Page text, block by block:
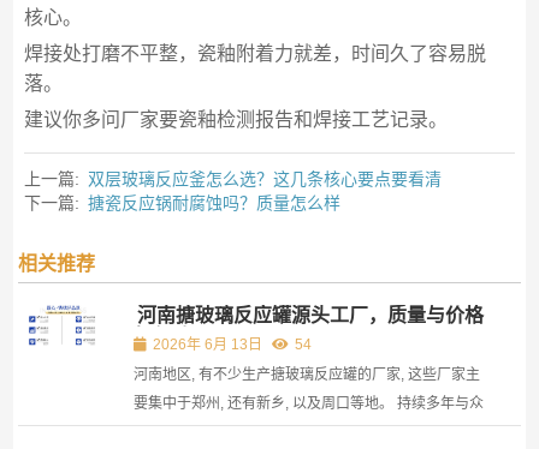
核心。
焊接处打磨不平整，瓷釉附着力就差，时间久了容易脱
落。
建议你多问厂家要瓷釉检测报告和焊接工艺记录。
上一篇: 双层玻璃反应釜怎么选？这几条核心要点要看清
下一篇: 搪瓷反应锅耐腐蚀吗？质量怎么样
相关推荐
河南搪玻璃反应罐源头工厂，质量与价格
如何选？
2026年 6月 13日
54
河南地区, 有不少生产搪玻璃反应罐的厂家, 这些厂家主
要集中于郑州, 还有新乡, 以及周口等地。 持续多年与众